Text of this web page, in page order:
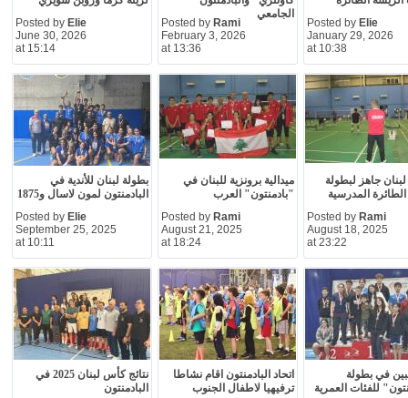
Posted by Elie
June 30, 2026
at 15:14
الجامعي
Posted by Rami
February 3, 2026
at 13:36
Posted by Elie
January 29, 2026
at 10:38
بطولة لبنان للأندية في
البادمنتون لمون لاسال و1875
Posted by Elie
September 25, 2025
at 10:11
ميدالية برونزية للبنان في
"بادمنتون" العرب
Posted by Rami
August 21, 2025
at 18:24
جاهز لبطولة
المدرسية
Posted by Rami
August 18, 2025
at 23:22
نتائج كأس لبنان 2025 في
البادمنتون
اتحاد البادمنتون اقام نشاطا
ترفيهيا لاطفال الجنوب
في بطولة
للفئات العمرية